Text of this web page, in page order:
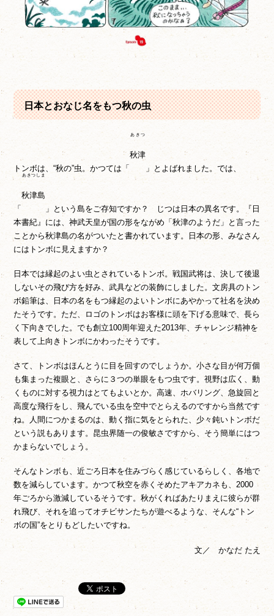
日本とおなじ名をもつ秋の虫
トンボは、“秋の”虫。かつては「
秋津
あきつ
」とよばれました。では、
「
秋津島
あきつしま
」という島をご存知ですか？ じつは日本の異名です。『日
本書紀』には、神武天皇が国の形をながめ「秋津のようだ」と言った
ことから秋津島の名がついたと書かれています。日本の形、みなさん
にはトンボに見えますか？
日本では縁起のよい虫とされているトンボ。戦国武将は、決して後退
しないその飛び方を好み、武具などの装飾にしました。文房具のトン
ボ鉛筆は、日本の名をもつ縁起のよいトンボにあやかって社名を決め
たそうです。ただ、ロゴのトンボはお客様に頭を下げる意味で、長ら
く下向きでした。でも創立100周年迎えた2013年、チャレンジ精神を
表して上向きトンボにかわったそうです。
さて、トンボはほんとうに目を回すのでしょうか。小さな目が何万個
も集まった複眼と、さらに３つの単眼をもつ虫です。視野は広く、動
くものに対する視力はとてもよいとか。高速、ホバリング、急旋回と
高度な飛行をし、飛んでいる虫を空中でとらえるのですから当然です
ね。人間につかまるのは、動く指に気をとられた、少々鈍いトンボだ
という説もあります。昆虫界随一の俊敏さですから、そう簡単にはつ
かまらないでしょう。
そんなトンボも、近ごろ日本を住みづらく感じているらしく、各地で
数を減らしています。かつて秋空を赤くそめたアキアカネも、2000
年ごろから激減しているそうです。秋がくればあたりまえに彼らが群
れ飛び、それを追ってオチビサンたちが遊べるような、そんな“トン
ボの国”をとりもどしたいですね。
文／ かなだ たえ